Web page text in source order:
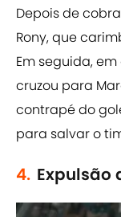
Depois de
Rony, que
Em seguida,
cruzou para
contrapé do
para salvar o
4. Expulsão